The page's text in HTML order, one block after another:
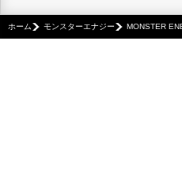
ホーム モンスターエナジー MONSTER